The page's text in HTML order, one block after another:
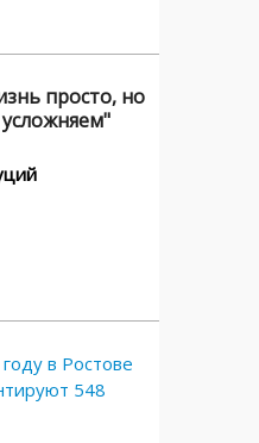
просто, но
в Ростове
548